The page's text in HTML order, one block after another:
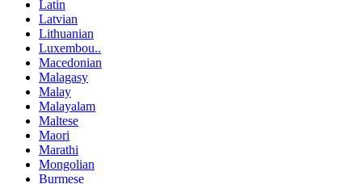
Latin
Latvian
Lithuanian
Luxembou..
Macedonian
Malagasy
Malay
Malayalam
Maltese
Maori
Marathi
Mongolian
Burmese